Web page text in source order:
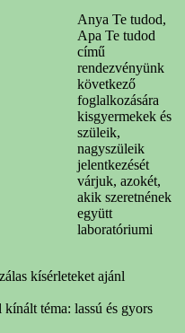
Anya Te tudod,
Apa Te tudod
című
rendezvényünk
következő
foglalkozására
kisgyermekek és
szüleik,
nagyszüleik
jelentkezését
várjuk, azokét,
akik szeretnének
együtt
laboratóriumi
kísérleteket ajánl
kínált téma: lassú és gyors